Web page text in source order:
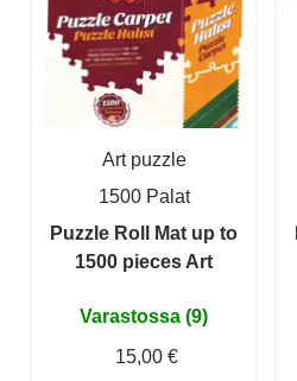
Art puzzle
1500 Palat
Puzzle Roll Mat up to
1500 pieces Art
Varastossa (9)
15,00 €